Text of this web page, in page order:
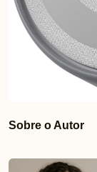
Sobre o Autor